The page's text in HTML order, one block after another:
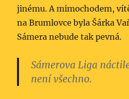
jinému. A mimochodem,
na Brumlovce byla Šárka
Sámera nebude tak pevná.
Sámerova Liga
není všechno.